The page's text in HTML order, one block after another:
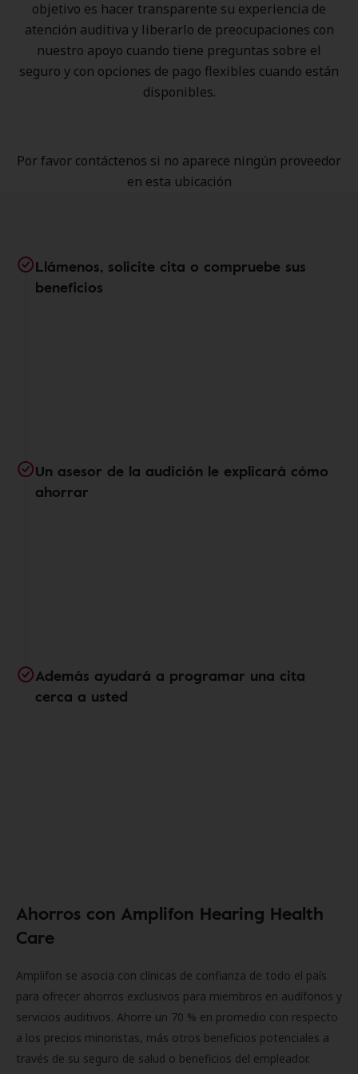
objetivo es hacer transparente su experiencia de
atención auditiva y liberarlo de preocupaciones con
nuestro apoyo cuando tiene preguntas sobre el
seguro y con opciones de pago flexibles cuando están
disponibles.
Por favor contáctenos si no aparece ningún proveedor
en esta ubicación
Llámenos, solicite cita o compruebe sus
beneficios
Un asesor de la audición le explicará cómo
ahorrar
Además ayudará a programar una cita
cerca a usted
Ahorros con Amplifon Hearing Health
Care
Amplifon se asocia con clínicas de confianza de todo el país
para ofrecer ahorros exclusivos para miembros en audífonos y
servicios auditivos. Ahorre un 70 % en promedio con respecto
a los precios minoristas, más otros beneficios potenciales a
través de su seguro de salud o beneficios del empleador.